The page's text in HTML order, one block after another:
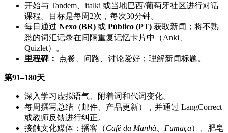
开始与 Tandem、italki 或当地巴西/葡萄牙社区进行对话
课程。目标是每周2次，每次30分钟。
每日通过 Nexo (BR) 或 Público (PT) 获取新闻；将不熟
悉的词汇记录在间隔重复记忆卡片中（Anki、
Quizlet）。
里程碑：
点餐、问路、讨论爱好；理解新闻标题。
第91–180天
深入学习虚拟语气、附着词和代词变化。
每周撰写总结（邮件、产品更新），并通过 LangCorrect
或教师反馈进行纠正。
接触文化媒体：播客（Café da Manhã Fumaça）、肥皂